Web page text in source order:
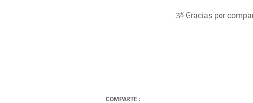
ૐ Gracias por
COMPARTE :